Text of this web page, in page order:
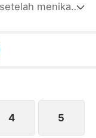
menikah,
sekaligus
istri,
asing yang jatuh
4 5